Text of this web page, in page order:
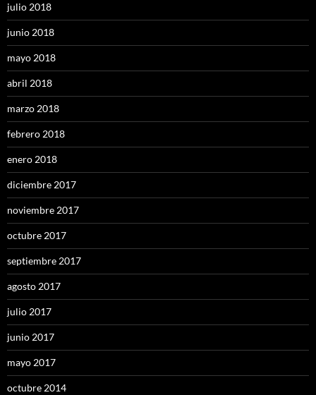
julio 2018
junio 2018
mayo 2018
abril 2018
marzo 2018
febrero 2018
enero 2018
diciembre 2017
noviembre 2017
octubre 2017
septiembre 2017
agosto 2017
julio 2017
junio 2017
mayo 2017
octubre 2014